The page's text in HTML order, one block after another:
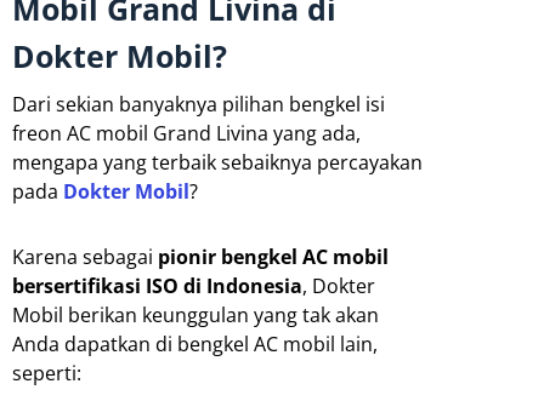
Mobil Grand Livina di
Dokter Mobil?
Dari sekian banyaknya pilihan bengkel isi
freon AC mobil Grand Livina yang ada,
mengapa yang terbaik sebaiknya percayakan
pada Dokter Mobil?
Karena sebagai pionir bengkel AC mobil
bersertifikasi ISO di Indonesia, Dokter
Mobil berikan keunggulan yang tak akan
Anda dapatkan di bengkel AC mobil lain,
seperti: